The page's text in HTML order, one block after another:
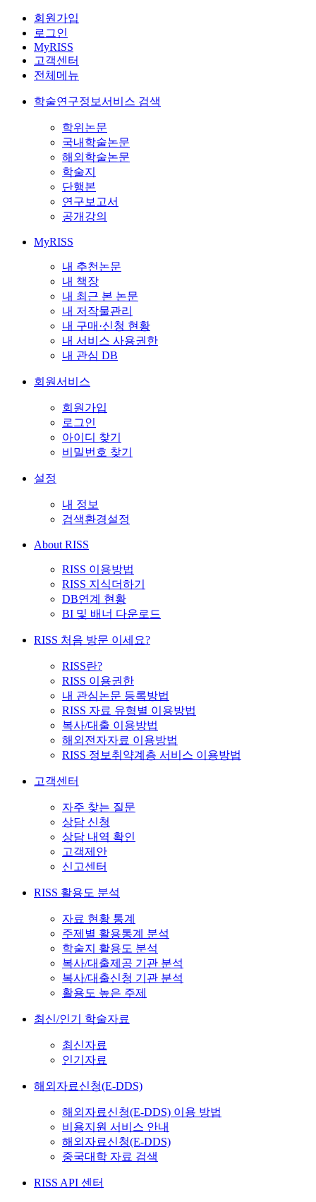
회원가입
로그인
MyRISS
고객센터
전체메뉴
학술연구정보서비스 검색
학위논문
국내학술논문
해외학술논문
학술지
단행본
연구보고서
공개강의
MyRISS
내 추천논문
내 책장
내 최근 본 논문
내 저작물관리
내 구매·신청 현황
내 서비스 사용권한
내 관심 DB
회원서비스
회원가입
로그인
아이디 찾기
비밀번호 찾기
설정
내 정보
검색환경설정
About RISS
RISS 이용방법
RISS 지식더하기
DB연계 현황
BI 및 배너 다운로드
RISS 처음 방문 이세요?
RISS란?
RISS 이용권한
내 관심논문 등록방법
RISS 자료 유형별 이용방법
복사/대출 이용방법
해외전자자료 이용방법
RISS 정보취약계층 서비스 이용방법
고객센터
자주 찾는 질문
상담 신청
상담 내역 확인
고객제안
신고센터
RISS 활용도 분석
자료 현황 통계
주제별 활용통계 분석
학술지 활용도 분석
복사/대출제공 기관 분석
복사/대출신청 기관 분석
활용도 높은 주제
최신/인기 학술자료
최신자료
인기자료
해외자료신청(E-DDS)
해외자료신청(E-DDS) 이용 방법
비용지원 서비스 안내
해외자료신청(E-DDS)
중국대학 자료 검색
RISS API 센터